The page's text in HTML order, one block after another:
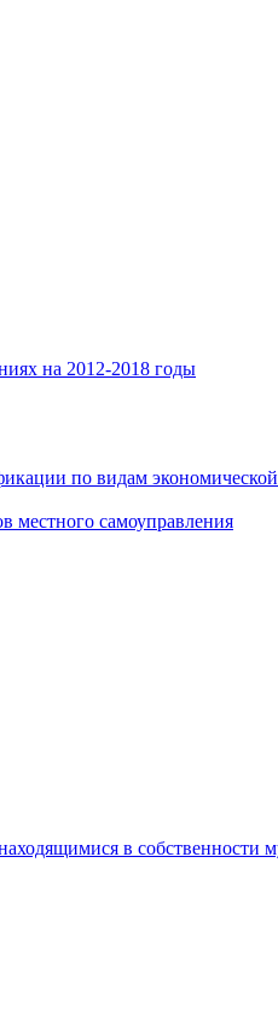
на 2012-2018 годы
по видам экономической
местного самоуправления
в